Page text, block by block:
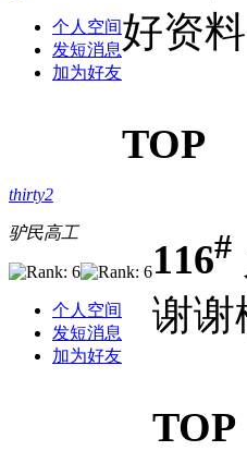
个人空间
发短消息
加为好友
好资
TOP
thirty2
驴民高工
个人空间
发短消息
加为好友
116#
谢谢
TOP